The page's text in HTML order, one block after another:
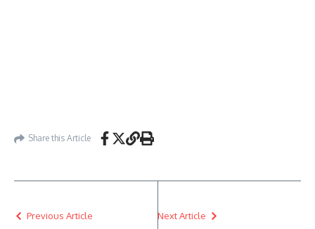
Share this Article
Previous Article Next Article